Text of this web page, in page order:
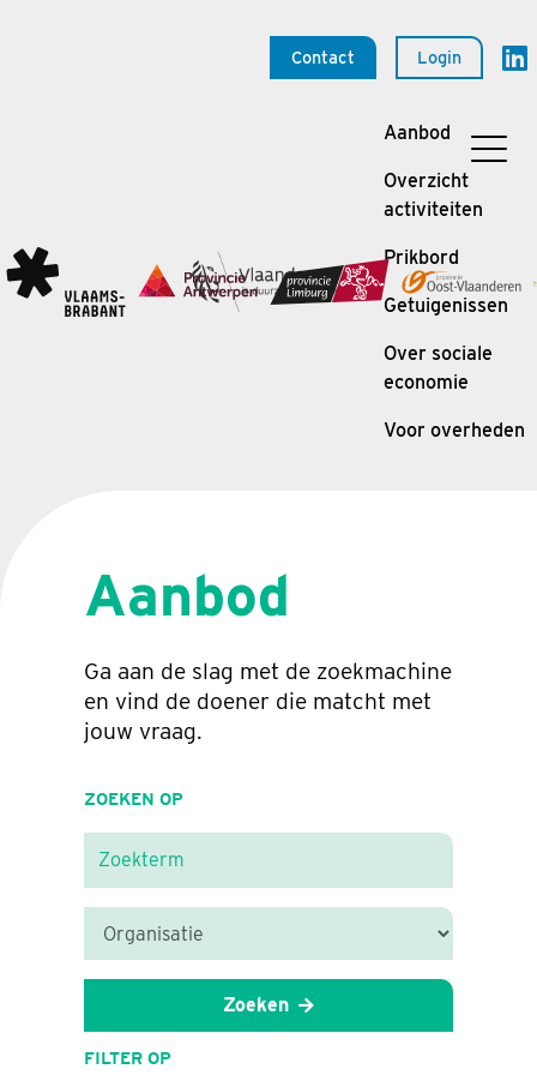
Contact Login
Aanbod
Overzicht
activiteiten
Prikbord
Getuigenissen
Over sociale
economie
Voor overheden
Aanbod
Ga aan de slag met de zoekmachine
en vind de doener die matcht met
jouw vraag.
ZOEKEN OP
Zoeken
FILTER OP